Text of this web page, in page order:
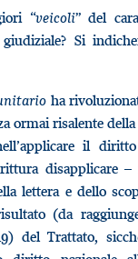
“veicoli” del
Si
ha
ormai risalente
il diritto
disapplicare
lettera e dello
(da
del Trattato,